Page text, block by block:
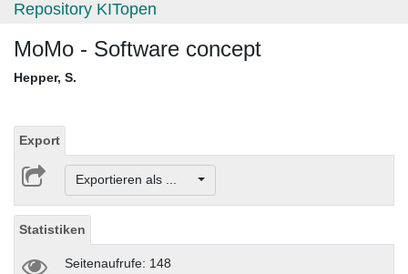
Repository KITopen
MoMo - Software concept
Hepper, S.
Export
Exportieren als ...
Statistiken
Seitenaufrufe: 148